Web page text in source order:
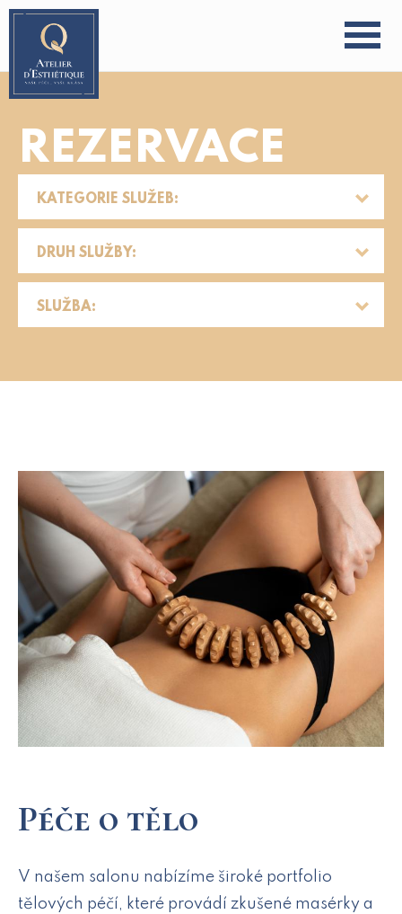
REZERVACE
KATEGORIE SLUŽEB:
DRUH SLUŽBY:
SLUŽBA:
Péče o tělo
V našem salonu nabízíme široké portfolio
tělových péčí, které provádí zkušené masérky a